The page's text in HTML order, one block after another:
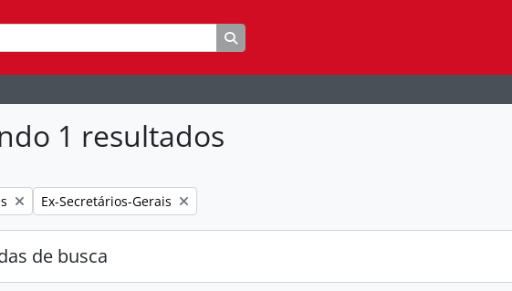
1 resultados
Remover filtro:
Ex-Secretários-Gerais
de busca